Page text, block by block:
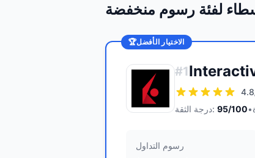
لفئة رسوم منخفضة
🏆الاختيار الأفضل
#1
4.8
درجة الثقة: 95/100•
رسوم التداول